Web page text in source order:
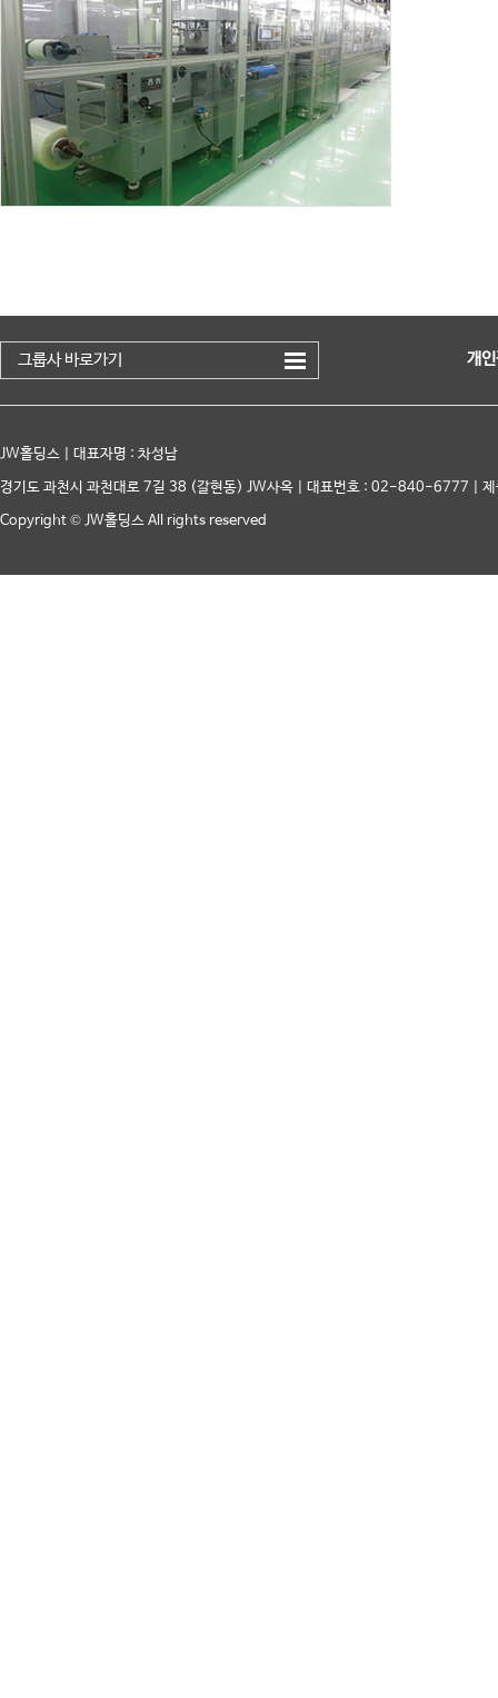
그룹사 바로가기 개
JW홀딩스 | 대표자명 : 차성남
경기도 과천시 과천대로 7길 38 (갈현동) JW사옥 | 대표번호 : 02-840-6777 |
Copyright © JW홀딩스 All rights reserved